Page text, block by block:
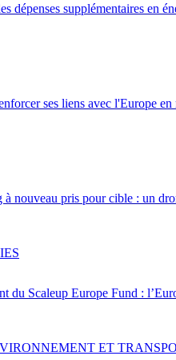
dépenses supplémentaires en
ses liens avec l'Europe en
nouveau pris pour cible : un
du Scaleup Europe Fund :
ET